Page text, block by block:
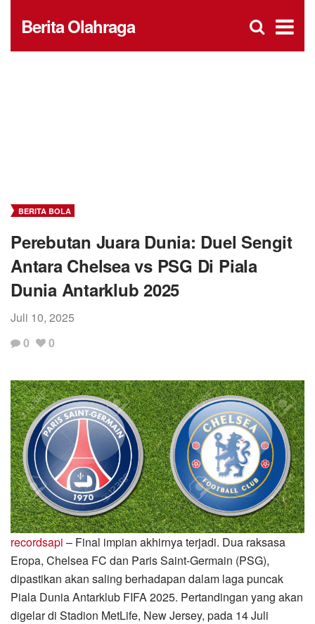
×
Berita Olahraga
Open
BERITA BOLA
Perebutan Juara Dunia: Duel Sengit
Antara Chelsea vs PSG Di Piala
Dunia Antarklub 2025
Juli 10, 2025
0
Love
post.
0
recordsapi – Final impian akhirnya terjadi. Dua raksasa
Eropa, Chelsea FC dan Paris Saint-Germain (PSG),
dipastikan akan saling berhadapan dalam laga puncak
Piala Dunia Antarklub FIFA 2025. Pertandingan yang akan
digelar di Stadion MetLife, New Jersey, pada 14 Juli